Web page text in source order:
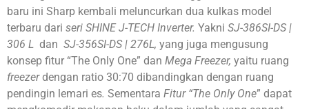
baru ini Sharp kembali meluncurkan dua kulkas model
terbaru dari seri SHINE J-TECH Inverter. Yakni SJ-386SI-DS |
306 L dan SJ-356SI-DS | 276L, yang juga mengusung
konsep fitur “The Only One” dan Mega Freezer, yaitu ruang
freezerdengan ratio 30:70 dibandingkan dengan ruang
pendingin lemari es. Sementara Fitur “The Only One” dapat